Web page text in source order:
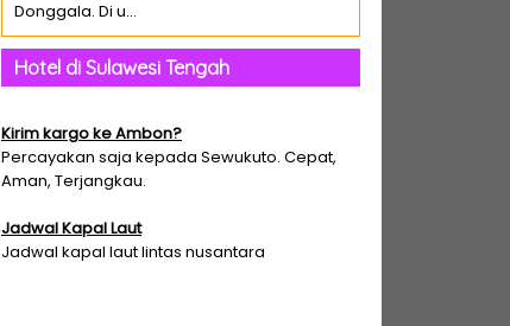
Donggala. Di u...
Hotel di Sulawesi Tengah
Kirim kargo ke Ambon?
Percayakan saja kepada Sewukuto. Cepat,
Aman, Terjangkau.
Jadwal Kapal Laut
Jadwal kapal laut lintas nusantara